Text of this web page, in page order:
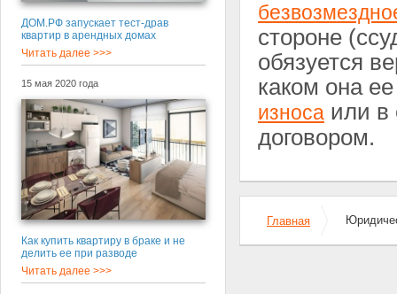
ДОМ.РФ запускает тест-драв
квартир в арендных домах
Читать далее >>>
15 мая 2020 года
Как купить квартиру в браке и не
делить ее при разводе
Читать далее >>>
стороне
обязуется
каком она
износа или в
договором.
Главная